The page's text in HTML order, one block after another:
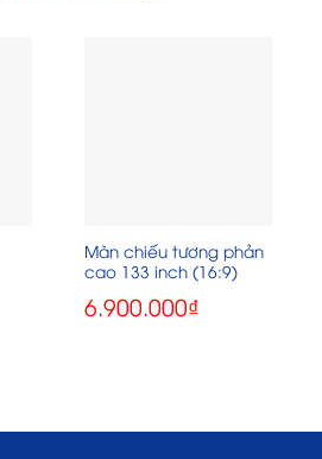
Màn chiếu tương phản
cao 133 inch (16:9)
6.900.000₫